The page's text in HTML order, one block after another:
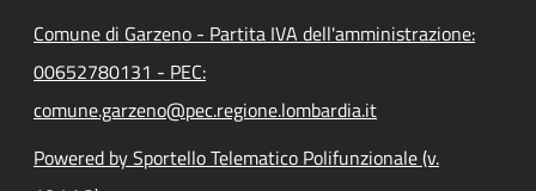
Comune di Garzeno - Partita IVA dell'amministrazione:
00652780131 - PEC:
comune.garzeno@pec.regione.lombardia.it
Powered by Sportello Telematico Polifunzionale (v.